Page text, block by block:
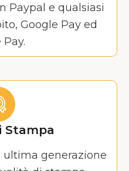
Paypal e qualsiasi
Google Pay ed
Stampa
generazione